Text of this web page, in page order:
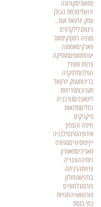
מוזאוניםקורונה
ירושליםרמת הגולן
עמק יזרעאל ועמק המעיינות
גינותגלילקרוזים
מצפה רמוןזקינתוס
פארקיםאסטנה
יערותסוסיםמוסיקה
צרפת וספרד
הפלגותלפקדה
בריכותעמק יזרעאל
תערוכותפריחות
ליטאגניםנורבגיה
נחליםסדנאות
פיקניקים
חיפה והצפון
אירופהטרנסילבניה
ייןיפוסיוריםספורט
תאריכיםתאטרון
רוסיההונגריה
צרפתהרגיטה
בודפשטחולון
פורטוגלחופים
פורטואוויהחנויות
בתי כנסת